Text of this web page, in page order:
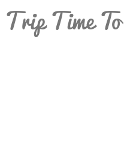
Trip Time To